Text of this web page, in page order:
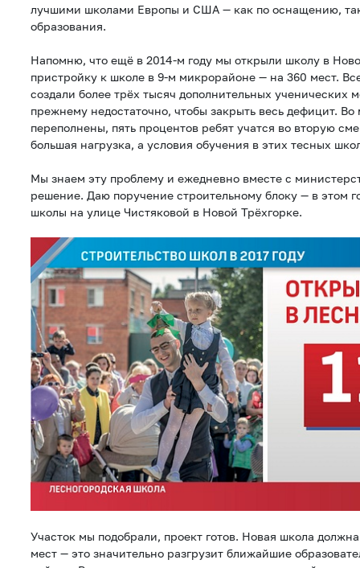
лучшими школами Европы и США — как по оснащению,
образования.
Напомню, что ещё в 2014-м году мы открыли школу в
пристройку к школе в 9-м микрорайоне — на 360 мест.
создали более трёх тысяч дополнительных ученических
прежнему недостаточно, чтобы закрыть весь дефицит.
переполнены, пять процентов ребят учатся во вторую
большая нагрузка, а условия обучения в этих тесных
Мы знаем эту проблему и ежедневно вместе с
решение. Даю поручение строительному блоку — в этом
школы на улице Чистяковой в Новой Трёхгорке.
Участок мы подобрали, проект готов. Новая школа
мест — это значительно разгрузит ближайшие